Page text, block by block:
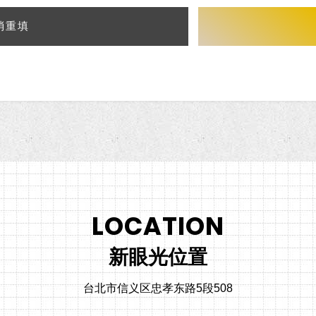
重填
LOCATION
新眼光位置
台北市信义区忠孝东路5段508